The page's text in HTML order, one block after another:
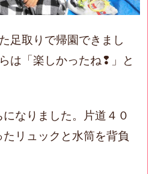
足取りで帰園できまし
は「楽しかったね❢」と
なりました。片道４０
リュックと水筒を背負